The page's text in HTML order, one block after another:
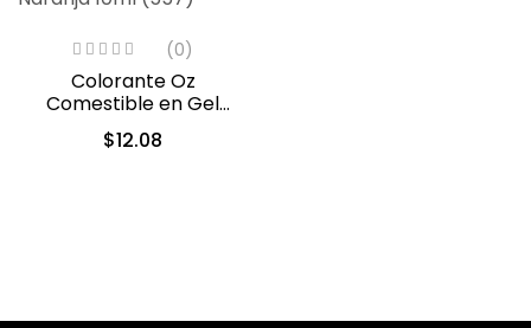
(0)
Colorante Oz
Comestible en Gel
Naranja 10ml (557)
$12.08